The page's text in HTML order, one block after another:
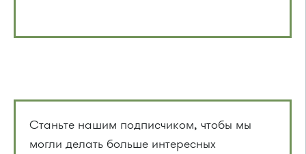
Станьте нашим подписчиком, чтобы мы
могли делать больше интересных